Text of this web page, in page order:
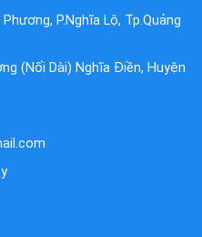
P.Nghĩa Lộ, Tp.Quảng
(Nối Dài) Nghĩa Điền, Huyện